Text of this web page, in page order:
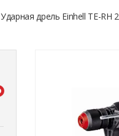
Ударная дрель Einhell TE-